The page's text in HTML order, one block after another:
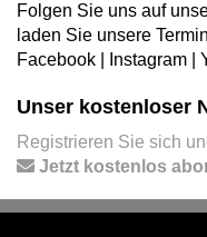
Folgen Sie uns auf
laden Sie unsere
Facebook
Instagram
Unser kostenloser
Registrieren Sie sich
Jetzt kostenlos